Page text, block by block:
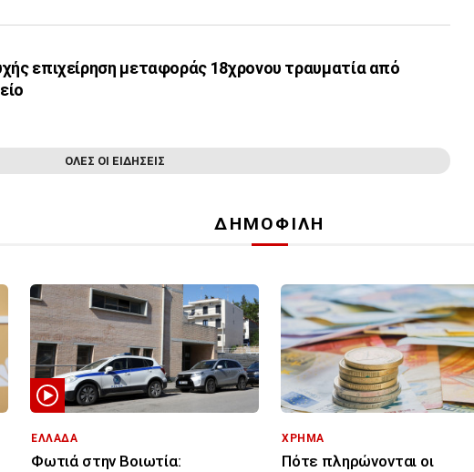
επιχείρηση μεταφοράς 18χρονου τραυματία από
ΟΛΕΣ ΟΙ ΕΙΔΗΣΕΙΣ
ΔΗΜΟΦΙΛΗ
ΕΛΛΑΔΑ
Φωτιά στην Βοιωτία:
ΧΡΗΜΑ
Πότε πληρώνονται οι